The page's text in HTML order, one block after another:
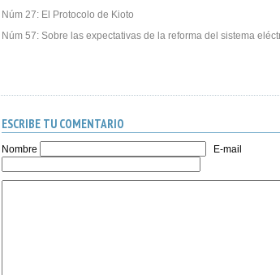
Núm 27: El Protocolo de Kioto
Núm 57: Sobre las expectativas de la reforma del sistema
ESCRIBE TU COMENTARIO
Nombre E-mail